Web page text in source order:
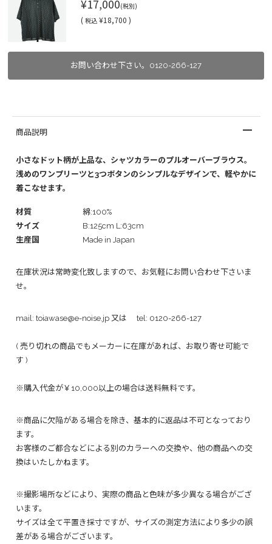
¥17,000(税別)
( 税込 ¥18,700 )
お問い合わせ下さい。0120-266-127
商品説明
小さなドット柄が上品な、シャツカラーのプルオーバーブラウス。
浅めのワンプリーツと3つボタンのシンプルなデザインで、軽やかに
着こなせます。
材質
綿:100%
サイズ
B:125cm L:63cm
生産国
Made in Japan
在庫状況は常時変化致しますので、お気軽にお問い合わせ下さいま
せ。
mail: toiawase@e-noise.jp 又は tel: 0120-266-127
( 売り切れの商品でもメーカーに在庫があれば、お取り寄せ可能で
す )
※購入代金が￥10,000以上の場合は送料無料です。
※商品に欠陥がある場合を除き、基本的に返品は不可となっており
ます。
お客様のご都合などによる別のカラーへの交換や、他の商品への交
換はいたしかねます。
※撮影場所などにより、実際の商品と色味が多少異なる場合がござ
います。
サイズは全て平置き採寸ですが、サイズの測定方法により多少の誤
差がある場合がございます。